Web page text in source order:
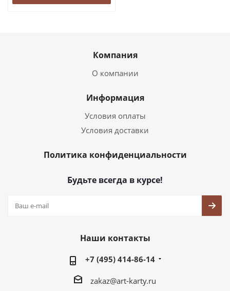
Компания
О компании
Информация
Условия оплаты
Условия доставки
Политика конфиденциальности
Будьте всегда в курсе!
Наши контакты
+7 (495) 414-86-14
zakaz@art-karty.ru